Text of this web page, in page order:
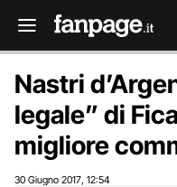
Nastri
legale” di
migliore
30 Giugno 2017 12:54